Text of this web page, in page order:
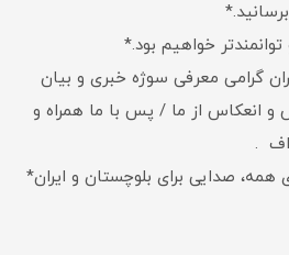
خواهیم بود.*
گرامی معرفی سوژه خبری و بیان
و انعکاس از ما / پس با ما همراه و
.
همه، صدایی برای بلوچستان و ایران*